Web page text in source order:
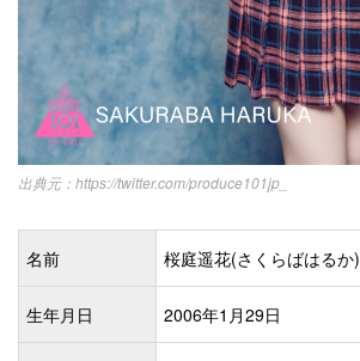
https://twitter.com/produce101jp_
名前 桜庭遥花(さくらばはるか)
生年月日 2006年1月29日